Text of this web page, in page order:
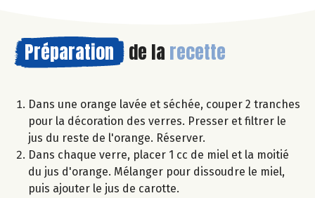
Préparation de la recette
Dans une orange lavée et séchée, couper 2 tranches
pour la décoration des verres. Presser et filtrer le
jus du reste de l'orange. Réserver.
Dans chaque verre, placer 1 cc de miel et la moitié
du jus d'orange. Mélanger pour dissoudre le miel,
puis ajouter le jus de carotte.